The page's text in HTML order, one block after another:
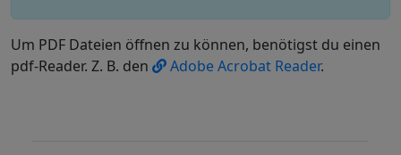
Um PDF Dateien öffnen zu können, benötigst du einen
pdf-Reader. Z. B. den
Adobe Acrobat Reader.